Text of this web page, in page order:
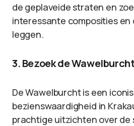
de geplaveide straten en
interessante composities en
leggen.
3. Bezoek de
De Wawelburcht is een
bezienswaardigheid in
prachtige uitzichten over de